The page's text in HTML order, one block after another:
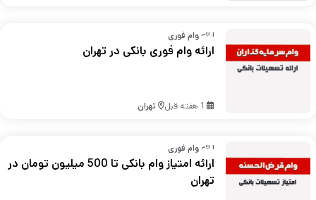
ارائه وام فوری
ارائه وام فوری بانکی در تهران
1 هفته قبل تهران
ارائه وام فوری
ارائه امتیاز وام بانکی تا 500 میلیون تومان در
تهران